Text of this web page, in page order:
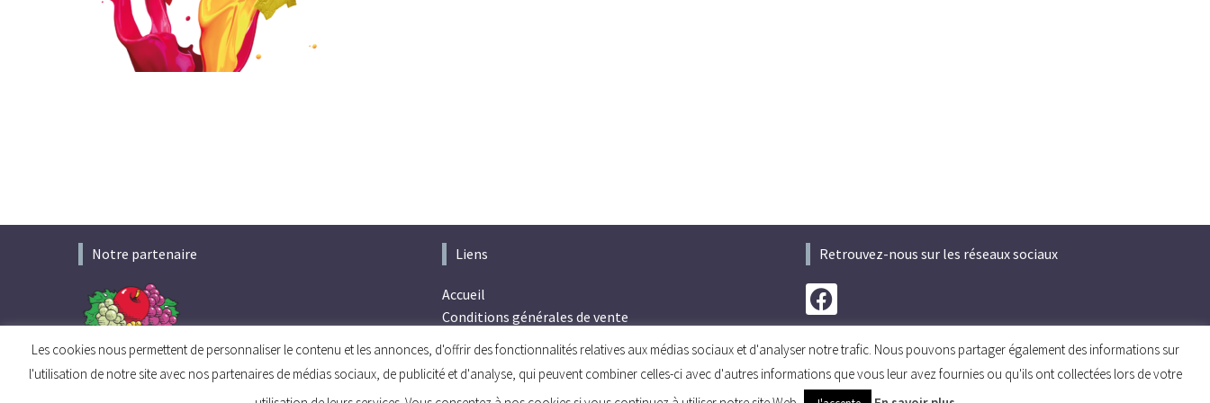
Notre partenaire Liens
Accueil
Conditions générales de vente
Politique de confidentialité
Retrouvez-nous sur les réseaux sociaux
Les cookies nous permettent de personnaliser le contenu et les annonces, d'offrir des fonctionnalités relatives aux médias sociaux et d'analyser notre trafic. Nous pouvons partager également des informations sur
l'utilisation de notre site avec nos partenaires de médias sociaux, de publicité et d'analyse, qui peuvent combiner celles-ci avec d'autres informations que vous leur avez fournies ou qu'ils ont collectées lors de votre